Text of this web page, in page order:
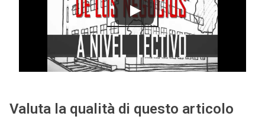
Valuta la qualità di questo articolo